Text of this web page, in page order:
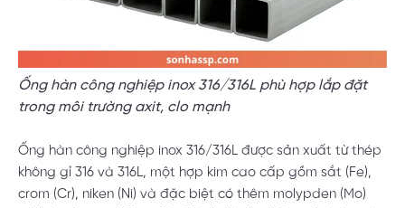
Ống hàn công nghiệp inox 316/316L phù hợp lắp đặt
trong môi trường axit, clo mạnh
Ống hàn công nghiệp inox 316/316L được sản xuất từ thép
không gỉ 316 và 316L, một hợp kim cao cấp gồm sắt (Fe),
crom (Cr), niken (Ni) và đặc biệt có thêm molypden (Mo)